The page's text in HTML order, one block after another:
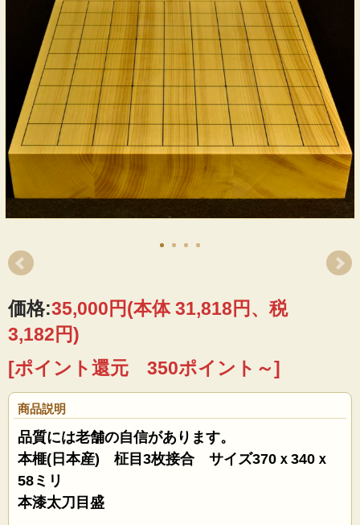
価格:35,000円(本体 31,818円、税
3,182円)
[ポイント還元 350ポイント～]
商品説明
品質には老舗の自信があります。
本榧(日本産) 柾目3枚接合 サイズ370ｘ340ｘ
58ミリ
本漆太刀目盛